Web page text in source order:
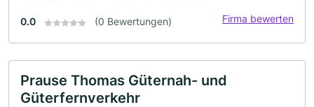
0.0 (0 Bewertungen) Firma bewerten
Prause Thomas Güternah- und
Güterfernverkehr